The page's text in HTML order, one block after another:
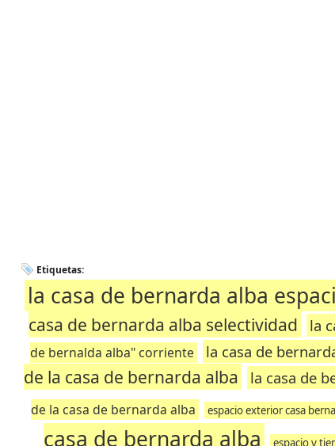
Etiquetas:
la casa de bernarda alba
casa de bernarda alba selectividad
la
de bernalda alba" corriente
la casa de
de la casa de bernarda alba
la casa de
de la casa de bernarda alba
espacio exterior casa
casa de bernarda alba
espacio y